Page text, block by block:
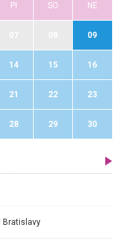
PI SO NE
09
14 15 16
21 22 23
28 29 30
Bratislavy